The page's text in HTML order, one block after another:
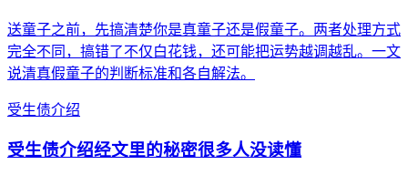
送童子之前，先搞清楚你是真童子还是假童子。两者处理方式
完全不同，搞错了不仅白花钱，还可能把运势越调越乱。一文
说清真假童子的判断标准和各自解法。
受生债介绍
受生债介绍经文里的秘密很多人没读懂